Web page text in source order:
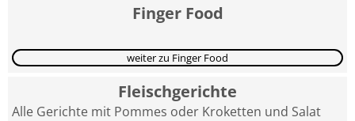
Finger Food
weiter zu Finger Food
Fleischgerichte
Alle Gerichte mit Pommes oder Kroketten und Salat